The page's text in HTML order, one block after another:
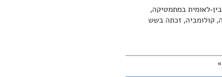
לאומית במתמטיקה,
קולומביה, זכתה בשש